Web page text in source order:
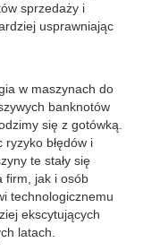
sprzedaży i
usprawniając
w maszynach do
banknotów
się z gotówką.
ryzyko błędów i
te stały się
firm, jak i osób
technologicznemu
ekscytujących
latach.